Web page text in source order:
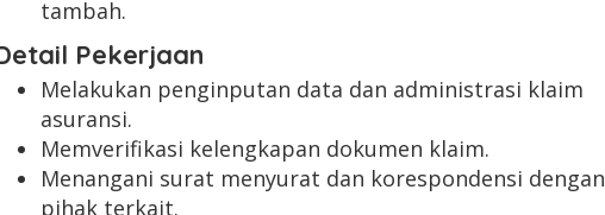
tambah.
Pekerjaan
Melakukan penginputan data dan administrasi klaim
asuransi.
Memverifikasi kelengkapan dokumen klaim.
Menangani surat menyurat dan korespondensi dengan
pihak terkait.